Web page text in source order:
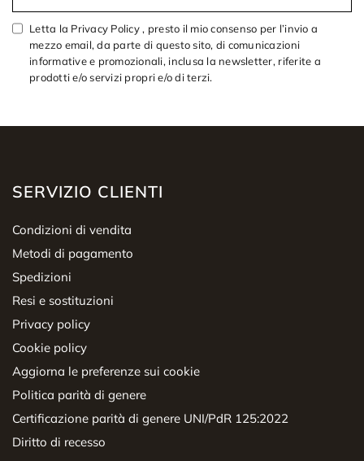
Letta la Privacy Policy , presto il mio consenso per l’invio a
mezzo email, da parte di questo sito, di comunicazioni
informative e promozionali, inclusa la newsletter, riferite a
prodotti e/o servizi propri e/o di terzi.
SERVIZIO CLIENTI
Condizioni di vendita
Metodi di pagamento
Spedizioni
Resi e sostituzioni
Privacy policy
Cookie policy
Aggiorna le preferenze sui cookie
Politica parità di genere
Certificazione parità di genere UNI/PdR 125:2022
Diritto di recesso